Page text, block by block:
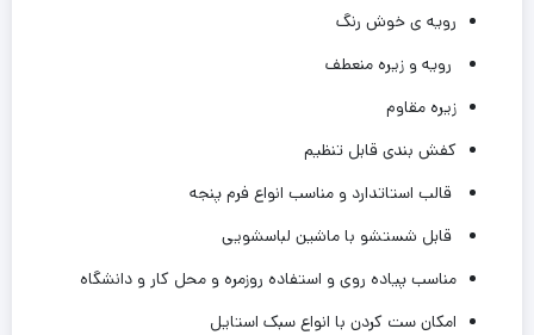
رویه ی خوش رنگ
رویه و زیره منعطف
زیره مقاوم
کفش بندی قابل تنظیم
قالب استاتدارد و مناسب انواع فرم ‌پنجه
قابل شستشو با ماشین لباسشویی
مناسب پیاده روی و استفاده روزمره و محل کار و دانشگاه
امکان ست کردن با انواع سبک استایل